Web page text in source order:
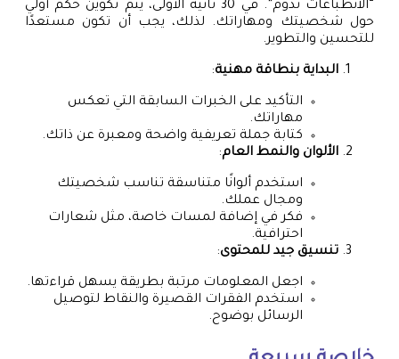
“الانطباعات تدوم”. في 30 ثانية الأولى، يتم تكوين حكم أولي
حول شخصيتك ومهاراتك. لذلك، يجب أن تكون مستعدًا
للتحسين والتطوير.
البداية بنطاقة مهنية:
التأكيد على الخبرات السابقة التي تعكس
مهاراتك.
كتابة جملة تعريفية واضحة ومعبرة عن ذاتك.
الألوان والنمط العام:
استخدم ألوانًا متناسقة تناسب شخصيتك
ومجال عملك.
فكر في إضافة لمسات خاصة، مثل شعارات
احترافية.
تنسيق جيد للمحتوى:
اجعل المعلومات مرتبة بطريقة يسهل قراءتها.
استخدم الفقرات القصيرة والنقاط لتوصيل
الرسائل بوضوح.